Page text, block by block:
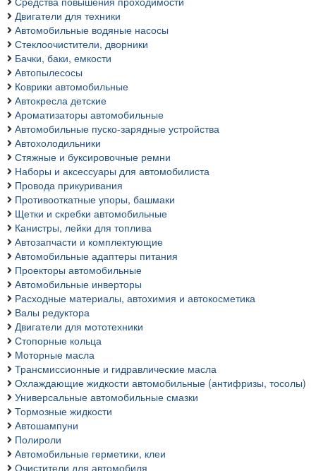
Двигатели для техники
Автомобильные водяные насосы
Стеклоочистители, дворники
Бачки, баки, емкости
Автопылесосы
Коврики автомобильные
Автокресла детские
Ароматизаторы автомобильные
Автомобильные пуско-зарядные устройства
Автохолодильники
Стяжные и буксировочные ремни
Наборы и аксессуары для автомобилиста
Провода прикуривания
Противооткатные упоры, башмаки
Щетки и скребки автомобильные
Канистры, лейки для топлива
Автозапчасти и комплектующие
Автомобильные адаптеры питания
Проекторы автомобильные
Автомобильные инверторы
Расходные материалы, автохимия и автокосметика
Валы редуктора
Двигатели для мототехники
Стопорные кольца
Моторные масла
Трансмиссионные и гидравлические масла
Охлаждающие жидкости автомобильные (антифризы, тосолы)
Универсальные автомобильные смазки
Тормозные жидкости
Автошампуни
Полироли
Автомобильные герметики, клеи
Очистители для автомобиля